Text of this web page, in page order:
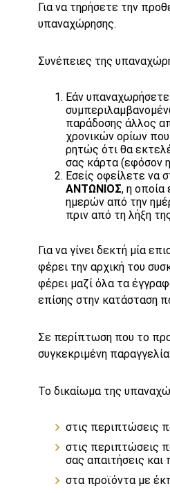
Για να τηρήσετε την
υπαναχώρησης.
Συνέπειες της
Εάν
παράδοσης άλλος
χρονικών ορίων
ρητώς ότι θα
σας κάρτα (εφόσον
Εσείς οφείλετε να
ΑΝΤΩΝΙΟΣ, η οποία
ημερών από την
πριν από τη λήξη
Για να γίνει δεκτή μία
φέρει την αρχική του
φέρει μαζί όλα τα
επίσης στην κατάσταση
Σε περίπτωση που το
συγκεκριμένη
Το δικαίωμα της
στις περιπτώσεις
στις περιπτώσεις
σας απαιτήσεις
στα προϊόντα με